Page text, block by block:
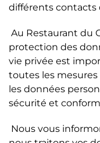
différents contacts
Au Restaurant du
protection des
vie privée est
toutes les
les données
sécurité et
Nous vous